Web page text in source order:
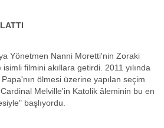
Yönetmen Nanni Moretti'nin Zoraki
filmini akıllara getirdi. 2011 yılında
ölmesi üzerine yapılan seçim
Melville'in Katolik âleminin bu en
başlıyordu.